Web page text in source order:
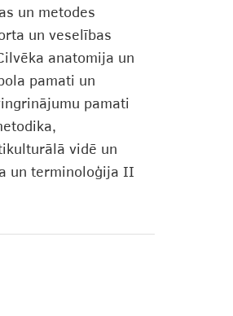
un metodes
un veselības
anatomija un
pamati un
pamati
vidē un
un terminoloģija II